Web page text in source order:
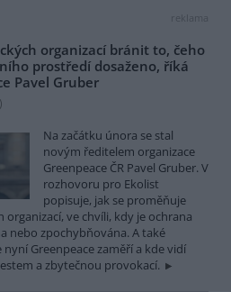
reklama
organizací bránit to, čeho
prostředí dosaženo, říká
Pavel Gruber
)
Na začátku února se stal
novým ředitelem organizace
Greenpeace ČR Pavel Gruber. V
rozhovoru pro Ekolist
popisuje, jak se proměňuje
ve chvíli, kdy je ochrana
nebo zpochybňována. A také
Greenpeace zaměří a kde vidí
a zbytečnou provokací.